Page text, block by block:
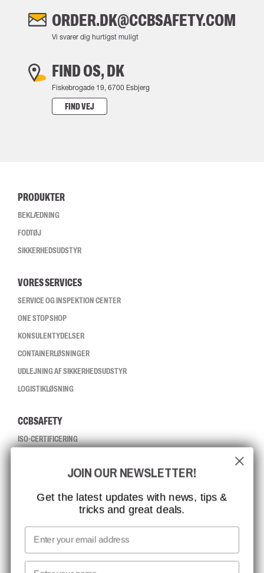
ORDER.DK@CCBSAFETY.COM
Vi svarer dig hurtigst muligt
FIND OS, DK
Fiskebrogade 19, 6700 Esbjerg
FIND VEJ
PRODUKTER
BEKLÆDNING
FODTØJ
SIKKERHEDSUDSTYR
VORES SERVICES
SERVICE OG INSPEKTION CENTER
ONE STOP SHOP
KONSULENTYDELSER
CONTAINERLØSNINGER
UDLEJNING AF SIKKERHEDSUDSTYR
LOGISTIKLØSNING
CCBSAFETY
ISO-CERTIFICERING
MISSION, VISION OG VÆRDIER
KONTAKT
JOB HOS CCBSAFETY
MEDIA
VI TAGER ANSVAR
JOIN OUR NEWSLETTER!
Get the latest updates with news, tips &
tricks and great deals.
Email
First name